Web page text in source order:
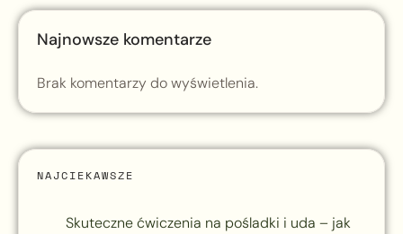
Najnowsze komentarze
Brak komentarzy do wyświetlenia.
NAJCIEKAWSZE
Skuteczne ćwiczenia na pośladki i uda – jak